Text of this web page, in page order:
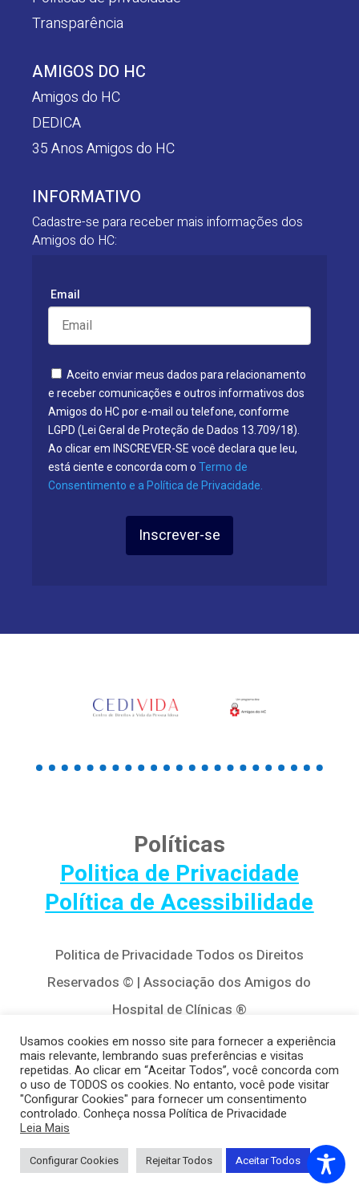
Transparência
AMIGOS DO HC
Amigos do HC
DEDICA
35 Anos Amigos do HC
INFORMATIVO
Cadastre-se para receber mais informações dos
Amigos do HC:
Email
Aceito enviar meus dados para relacionamento
e receber comunicações e outros informativos dos
Amigos do HC por e-mail ou telefone, conforme
LGPD (Lei Geral de Proteção de Dados 13.709/18).
Ao clicar em INSCREVER-SE você declara que leu,
está ciente e concorda com o Termo de
Consentimento e a Política de Privacidade.
Inscrever-se
Políticas
Politica de Privacidade
Política de Acessibilidade
Politica de Privacidade Todos os Direitos
Reservados © | Associação dos Amigos do
Hospital de Clínicas ®
Av. Agostinho Leão Jr, 320 – Alto da Glória,
80030-110, Curitiba / PR
(41) 3122-8650 | contato@cedivida.org.br
CNPJ: 79.698.643/0001-00
Usamos cookies em nosso site para fornecer a experiência
mais relevante, lembrando suas preferências e visitas
repetidas. Ao clicar em “Aceitar Todos”, você concorda com
o uso de TODOS os cookies. No entanto, você pode visitar
"Configurar Cookies" para fornecer um consentimento
controlado. Conheça nossa Política de Privacidade
Leia Mais
Configurar Cookies Rejeitar Todos Aceitar Todos